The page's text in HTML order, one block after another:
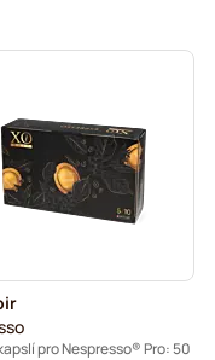
pro Nespresso® Pro: 50